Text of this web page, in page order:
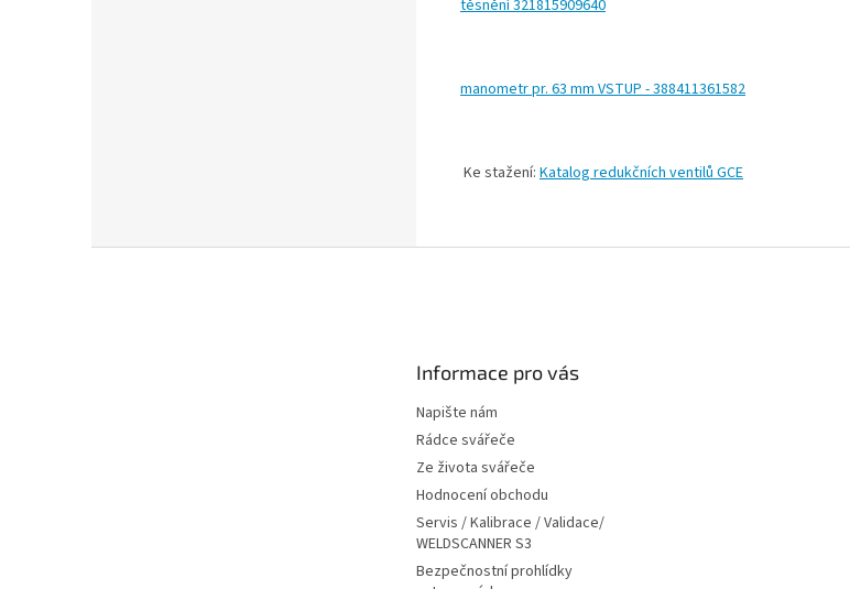
těsnění321815909640
manometr pr. 63 mm VSTUP - 388411361582
Ke stažení: Katalog redukčních ventilů GCE
Informace pro vás
Napište nám
Rádce svářeče
Ze života svářeče
Hodnocení obchodu
Servis / Kalibrace / Validace/
WELDSCANNER S3
Bezpečnostní prohlídky